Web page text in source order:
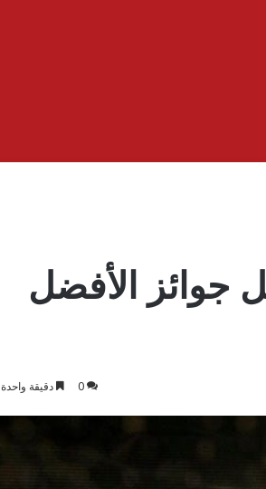
جوائز الأفضل
0 دقيقة واحدة